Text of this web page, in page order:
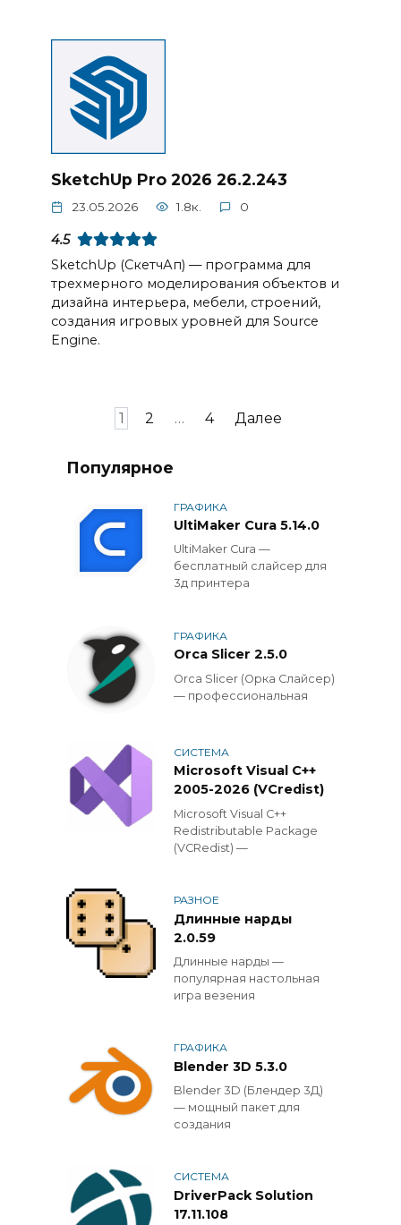
SketchUp Pro 2026 26.2.243
23.05.2026 1.8к. 0
4.5
SketchUp (СкетчАп) — программа для
трехмерного моделирования объектов и
дизайна интерьера, мебели, строений,
создания игровых уровней для Source
Engine.
1 2 … 4 Далее
Популярное
ГРАФИКА
UltiMaker Cura 5.14.0
UltiMaker Cura —
бесплатный слайсер для
3д принтера
ГРАФИКА
Orca Slicer 2.5.0
Orca Slicer (Орка Слайсер)
— профессиональная
СИСТЕМА
Microsoft Visual C++
2005-2026 (VCredist)
Microsoft Visual C++
Redistributable Package
(VCRedist) —
РАЗНОЕ
Длинные нарды
2.0.59
Длинные нарды —
популярная настольная
игра везения
ГРАФИКА
Blender 3D 5.3.0
Blender 3D (Блендер 3Д)
— мощный пакет для
создания
СИСТЕМА
DriverPack Solution
17.11.108